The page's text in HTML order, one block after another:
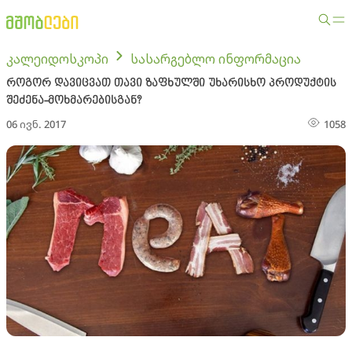
კალეიდოსკოპი სასარგებლო ინფორმაცია
როგორ დავიცვათ თავი ზაფხულში უხარისხო პროდუქტის
შეძენა-მოხმარებისგან?
06 ივნ. 2017 1058